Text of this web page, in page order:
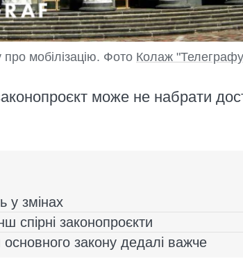
мобілізацію. Фото Колаж
може не набрати
у змінах
спірні законопроєкти
закону дедалі важче